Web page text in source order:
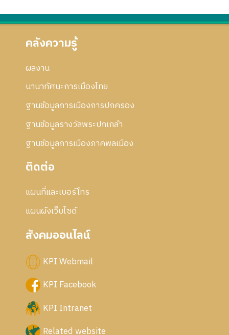
คลังความรู้
ผลงาน
นานาทัศนะการเมืองไทย
ฐานข้อมูลการเมืองการปกครอง
ฐานข้อมูลรางวัลพระปกเกล้า
ฐานข้อมูลการเมืองภาคพลเมือง
ติดต่อ
แผนที่และเบอร์โทร
แผนผังเว็บไซด์
สังคมออนไลน์
KPI Webmail
KPI Facebook
KPI Intranet
Related website